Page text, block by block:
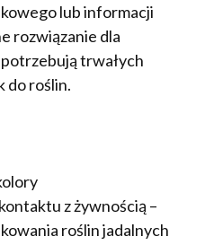
lub informacji
rozwiązanie dla
trwałych
do roślin.
z żywnością –
roślin jadalnych